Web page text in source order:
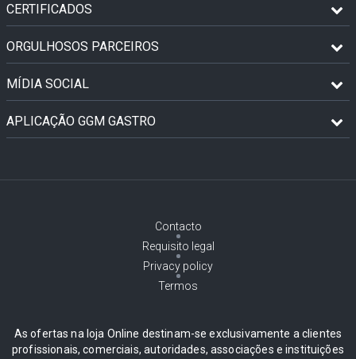
CERTIFICADOS
ORGULHOSOS PARCEIROS
MÍDIA SOCIAL
APLICAÇÃO GGM GASTRO
Contacto
Requisito legal
Privacy policy
Termos
As ofertas na loja Online destinam-se exclusivamente a clientes
profissionais, comerciais, autoridades, associações e instituições